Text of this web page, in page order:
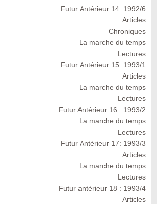
Futur Antérieur 14: 1992/6
Articles
Chroniques
La marche du temps
Lectures
Futur Antérieur 15: 1993/1
Articles
La marche du temps
Lectures
Futur Antérieur 16 : 1993/2
La marche du temps
Lectures
Futur Antérieur 17: 1993/3
Articles
La marche du temps
Lectures
Futur antérieur 18 : 1993/4
Articles